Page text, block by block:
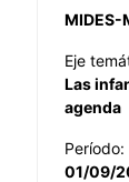
MIDES-
Eje
Las
agenda
Período:
01/09/